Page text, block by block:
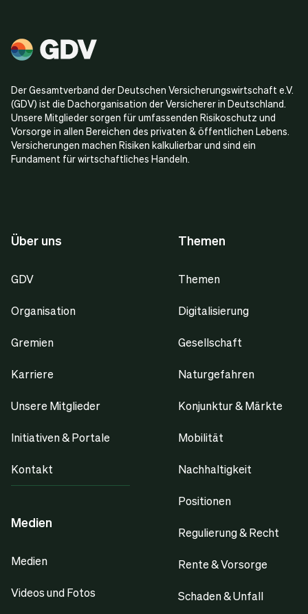
Der Gesamtverband der Deutschen Versicherungswirtschaft e.V.
(GDV) ist die Dachorganisation der Versicherer in Deutschland.
Unsere Mitglieder sorgen für umfassenden Risikoschutz und
Vorsorge in allen Bereichen des privaten & öffentlichen Lebens.
Versicherungen machen Risiken kalkulierbar und sind ein
Fundament für wirtschaftliches Handeln.
Über uns
GDV
Organisation
Gremien
Karriere
Unsere Mitglieder
Initiativen & Portale
Kontakt
Medien
Medien
Videos und Fotos
Themen
Themen
Digitalisierung
Gesellschaft
Naturgefahren
Konjunktur & Märkte
Mobilität
Nachhaltigkeit
Positionen
Regulierung & Recht
Rente & Vorsorge
Schaden & Unfall